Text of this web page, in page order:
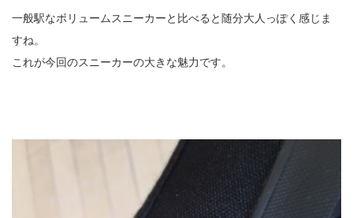
一般駅なボリュームスニーカーと比べると随分大人っぽく感じま
すね。
これが今回のスニーカーの大きな魅力です。